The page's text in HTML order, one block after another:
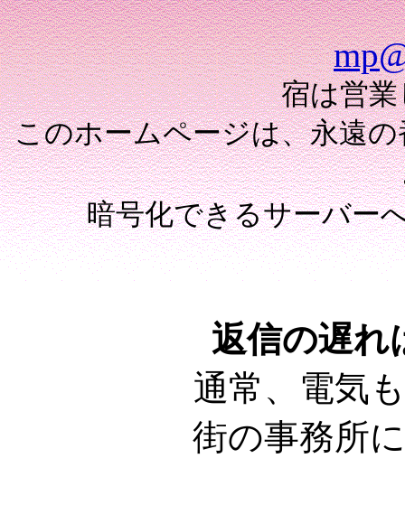
宿は営
このホームページは、永遠
暗号化できるサーバー
返信の遅れ
通常、電気
街の事務所に